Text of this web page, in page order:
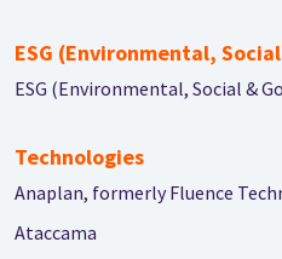
ESG (Environmental,
ESG (Environmental, Social &
Technologies
Anaplan, formerly Fluence
Ataccama